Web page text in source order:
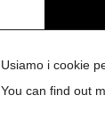
Usiamo i cookie
You can find out